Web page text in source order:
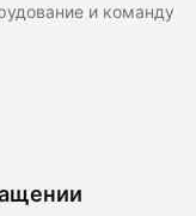
и команду